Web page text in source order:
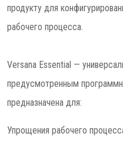
продукту для
рабочего процесса.
Versana Essential —
предусмотренным
предназначена для:
Упрощения рабочего